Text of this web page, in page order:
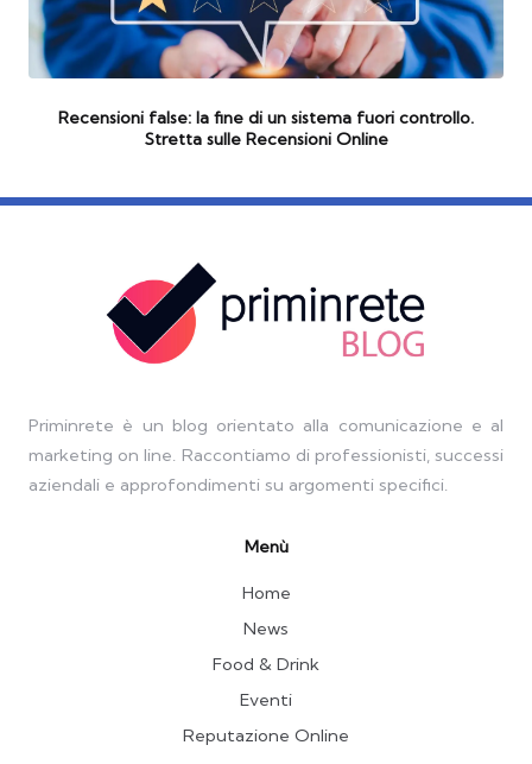
Recensioni false: la fine di un sistema fuori controllo.
Stretta sulle Recensioni Online
Priminrete è un blog orientato alla comunicazione e al
marketing on line. Raccontiamo di professionisti, successi
aziendali e approfondimenti su argomenti specifici.
Menù
Home
News
Food & Drink
Eventi
Reputazione Online